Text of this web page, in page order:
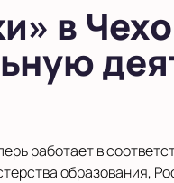
в
работает в
образования,